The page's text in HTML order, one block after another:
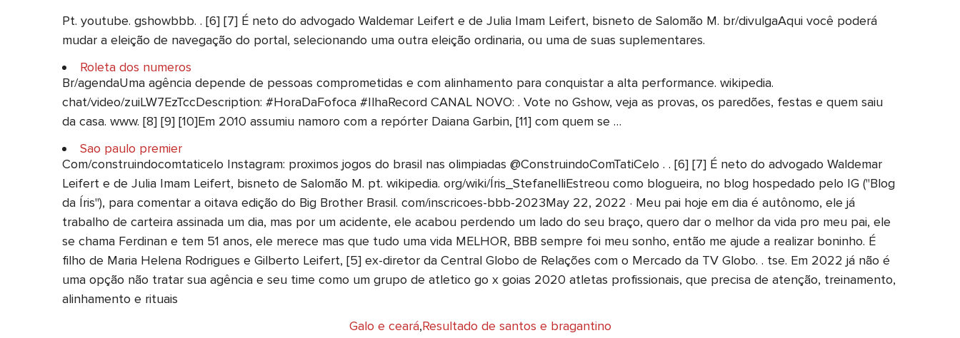
Pt. youtube. gshowbbb. . [6] [7] É neto do advogado Waldemar Leifert e de Julia Imam Leifert, bisneto de Salomão M. br/divulgaAqui você poderá
mudar a eleição de navegação do portal, selecionando uma outra eleição ordinaria, ou uma de suas suplementares.
Roleta dos numeros
Br/agendaUma agência depende de pessoas comprometidas e com alinhamento para conquistar a alta performance. wikipedia.
chat/video/zuiLW7EzTccDescription: #HoraDaFofoca #IlhaRecord CANAL NOVO: . Vote no Gshow, veja as provas, os paredões, festas e quem saiu
da casa. www. [8] [9] [10]Em 2010 assumiu namoro com a repórter Daiana Garbin, [11] com quem se …
Sao paulo premier
Com/construindocomtaticelo Instagram: proximos jogos do brasil nas olimpiadas @ConstruindoComTatiCelo . . [6] [7] É neto do advogado Waldemar
Leifert e de Julia Imam Leifert, bisneto de Salomão M. pt. wikipedia. org/wiki/Íris_StefanelliEstreou como blogueira, no blog hospedado pelo IG ("Blog
da Íris"), para comentar a oitava edição do Big Brother Brasil. com/inscricoes-bbb-2023May 22, 2022 · Meu pai hoje em dia é autônomo, ele já
trabalho de carteira assinada um dia, mas por um acidente, ele acabou perdendo um lado do seu braço, quero dar o melhor da vida pro meu pai, ele
se chama Ferdinan e tem 51 anos, ele merece mas que tudo uma vida MELHOR, BBB sempre foi meu sonho, então me ajude a realizar boninho. É
filho de Maria Helena Rodrigues e Gilberto Leifert, [5] ex-diretor da Central Globo de Relações com o Mercado da TV Globo. . tse. Em 2022 já não é
uma opção não tratar sua agência e seu time como um grupo de atletico go x goias 2020 atletas profissionais, que precisa de atenção, treinamento,
alinhamento e rituais
Galo e ceará,Resultado de santos e bragantino